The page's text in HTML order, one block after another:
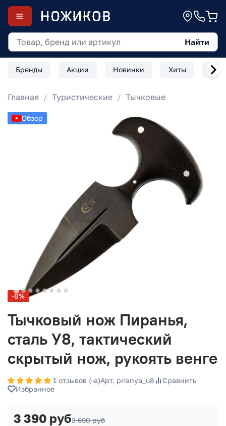
Найти
Бренды Акции Новинки Хиты
Главная Туристические Тычковые
-8%
Обзор
Тычковый нож Пиранья,
сталь У8, тактический
скрытый нож, рукоять венге
1 отзывов (-а)Арт. piranya_u8
Сравнить
Избранное
3 390 руб3 690 руб